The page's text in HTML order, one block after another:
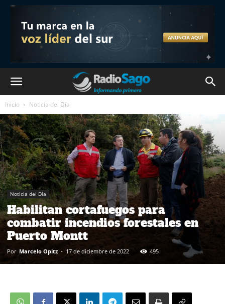
Inicio Noticia del Día
Noticia del Día
Habilitan cortafuegos para
combatir incendios forestales en
Puerto Montt
Por Marcelo Opitz - 17 de diciembre de 2022 495